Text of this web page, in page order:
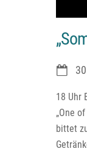
18 Uhr
„One
bittet